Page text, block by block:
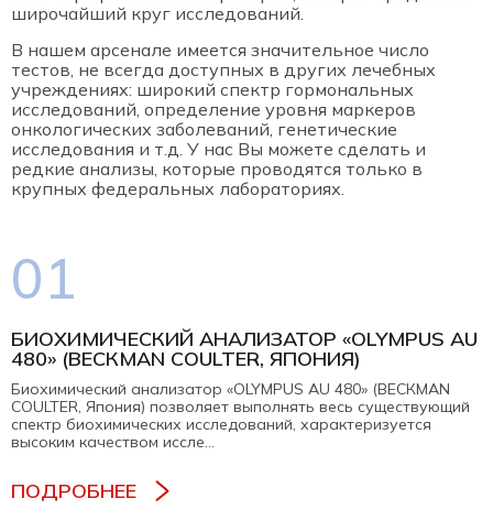
которые даете на приемах, к
которым я стараюсь
прислушиваться. За
подаренное тепло при
каждой встрече. За то, что
смогли проникнуть ко мне в
душу и разговорить меня,
чего редко кому удается, т.к. я
закрытый человек и редко
кому открываюсь. За то, что
отвечаете на любые вопросы
в смс по поводу и без.
сколько не получалось за все
Безумно счастлива, что
очень комфортно с вами
общаться, буду рада и
дальше наблюдаться именно
Всем сердцем и душой люблю
и крепко обнимаю! Вы чудо! Я
никогда вас не забуду!!!
широчайший круг исследований.
В нашем арсенале имеется значительное число
тестов, не всегда доступных в других лечебных
учреждениях: широкий спектр гормональных
исследований, определение уровня маркеров
онкологических заболеваний, генетические
исследования и т.д. У нас Вы можете сделать и
редкие анализы, которые проводятся только в
крупных федеральных лабораториях.
БИОХИМИЧЕСКИЙ АНАЛИЗАТОР «OLYMPUS AU
480» (BЕCКMAN COULTER, ЯПОНИЯ)
Биохимический анализатор «OLYMPUS AU 480» (BЕCКMAN
COULTER, Япония) позволяет выполнять весь существующий
спектр биохимических исследований, характеризуется
высоким качеством иссле...
ПОДРОБНЕЕ
01